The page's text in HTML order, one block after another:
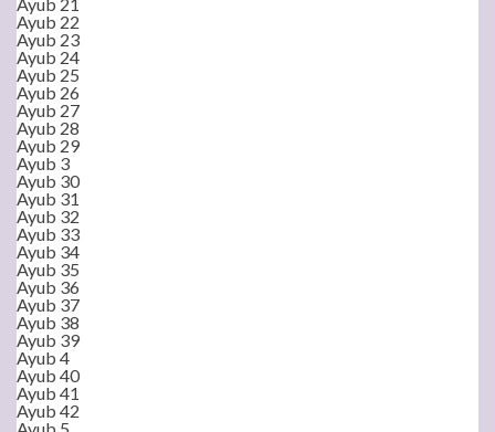
Ayub 22
Ayub 23
Ayub 24
Ayub 25
Ayub 26
Ayub 27
Ayub 28
Ayub 29
Ayub 3
Ayub 30
Ayub 31
Ayub 32
Ayub 33
Ayub 34
Ayub 35
Ayub 36
Ayub 37
Ayub 38
Ayub 39
Ayub 4
Ayub 40
Ayub 41
Ayub 42